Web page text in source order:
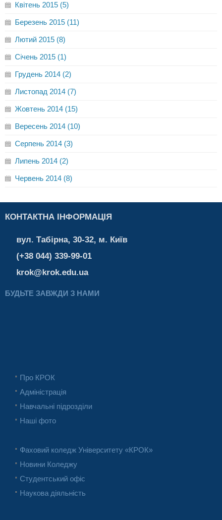
Квітень 2015 (5)
Березень 2015 (11)
Лютий 2015 (8)
Січень 2015 (1)
Грудень 2014 (2)
Листопад 2014 (7)
Жовтень 2014 (15)
Вересень 2014 (10)
Серпень 2014 (3)
Липень 2014 (2)
Червень 2014 (8)
КОНТАКТНА ІНФОРМАЦІЯ
вул. Табірна, 30-32, м. Київ
(+38 044) 339-99-01
krok@krok.edu.ua
БУДЬТЕ ЗАВЖДИ З НАМИ
Про КРОК
Адміністрація
Навчальні підрозділи
Наші фото
Фаховий коледж Університету «КРОК»
Новини Коледжу
Студентський офіс
Наукова діяльність